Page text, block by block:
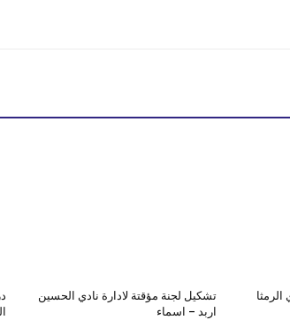
تشكيل لجنة مؤقتة لادارة نادي الحسين
اربد – اسماء